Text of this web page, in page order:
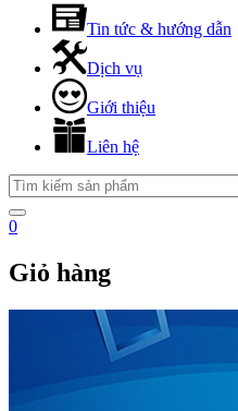
Tin tức & hướng dẫn
Dịch vụ
Giới thiệu
Liên hệ
0
Giỏ hàng